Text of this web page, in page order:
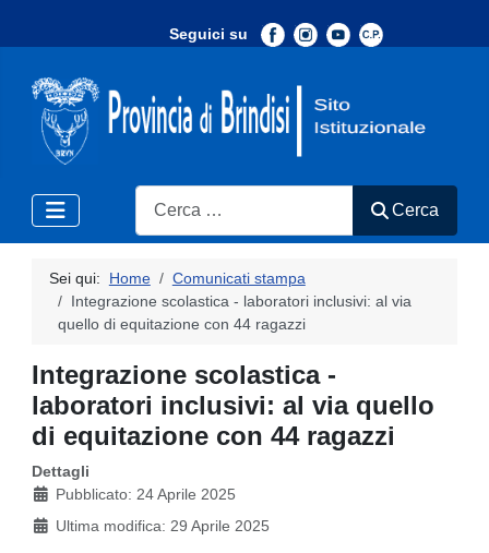
Seguici su
Search
Cerca
Sei qui: Home
Comunicati stampa
Integrazione scolastica - laboratori inclusivi: al via
quello di equitazione con 44 ragazzi
Integrazione scolastica -
laboratori inclusivi: al via quello
di equitazione con 44 ragazzi
Dettagli
Pubblicato: 24 Aprile 2025
Ultima modifica: 29 Aprile 2025